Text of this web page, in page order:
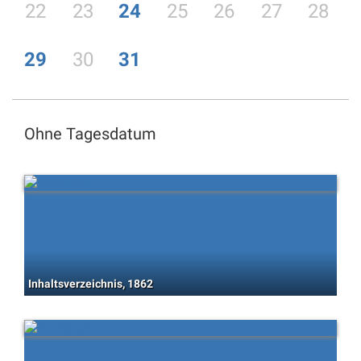
22 23 24 25 26 27 28
29 30 31
Ohne Tagesdatum
Inhaltsverzeichnis, 1862